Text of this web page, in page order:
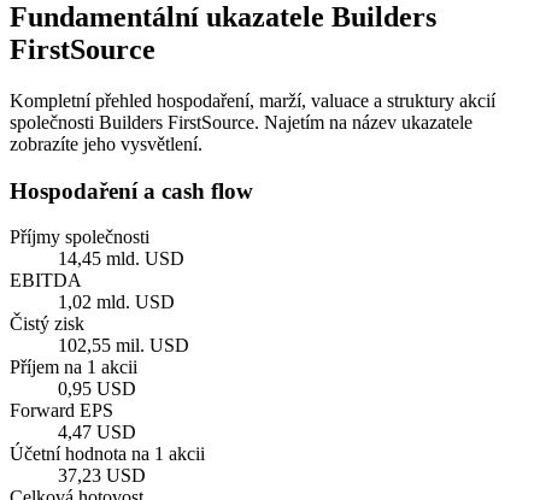
Fundamentální ukazatele Builders
FirstSource
Kompletní přehled hospodaření, marží, valuace a struktury akcií
společnosti Builders FirstSource. Najetím na název ukazatele
zobrazíte jeho vysvětlení.
Hospodaření a cash flow
Příjmy společnosti
14,45 mld. USD
EBITDA
1,02 mld. USD
Čistý zisk
102,55 mil. USD
Příjem na 1 akcii
0,95 USD
Forward EPS
4,47 USD
Účetní hodnota na 1 akcii
37,23 USD